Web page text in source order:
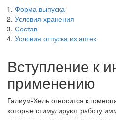
Форма выпуска
Условия хранения
Состав
Условия отпуска из аптек
Вступление к
применению
Галиум-Хель относится к
которые стимулируют работу